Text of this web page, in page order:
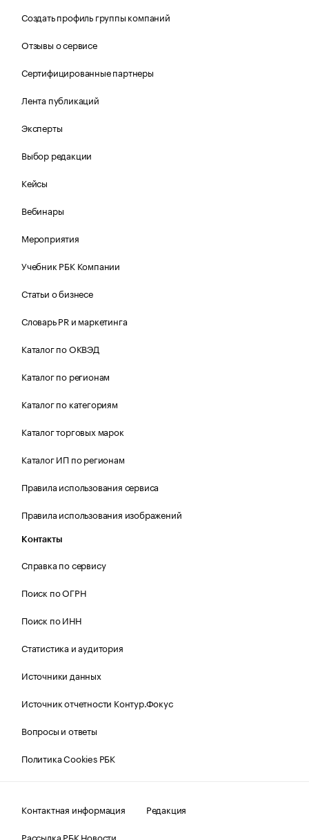
Создать профиль группы компаний
Отзывы о сервисе
Сертифицированные партнеры
Лента публикаций
Эксперты
Выбор редакции
Кейсы
Вебинары
Мероприятия
Учебник РБК Компании
Статьи о бизнесе
Словарь PR и маркетинга
Каталог по ОКВЭД
Каталог по регионам
Каталог по категориям
Каталог торговых марок
Каталог ИП по регионам
Правила использования сервиса
Правила использования изображений
Контакты
Справка по сервису
Поиск по ОГРН
Поиск по ИНН
Статистика и аудитория
Источники данных
Источник отчетности Контур.Фокус
Вопросы и ответы
Политика Cookies РБК
Контактная информация
Редакция
Рассылка РБК Новости